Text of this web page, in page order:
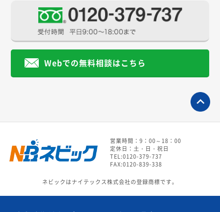
Webでの無料相談はこちら
営業時間：9：00～18：00
定休日：土・日・祝日
TEL:0120-379-737
FAX:0120-839-338
ネビックはナイテックス株式会社の登録商標です。